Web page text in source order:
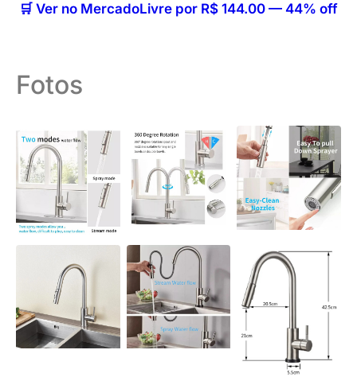
🛒 Ver no MercadoLivre por R$ 144.00 — 44% off
Fotos